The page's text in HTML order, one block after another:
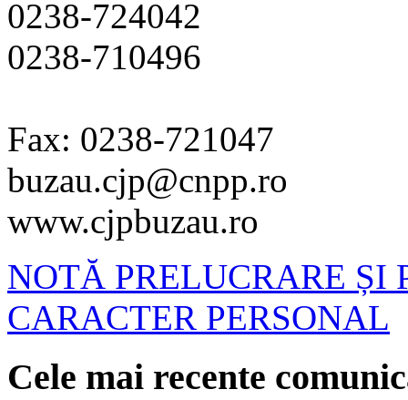
0238-724042
0238-710496
Fax: 0238-721047
buzau.cjp@cnpp.ro
www.cjpbuzau.ro
NOTĂ PRELUCRARE ȘI
CARACTER PERSONAL
Cele mai recente